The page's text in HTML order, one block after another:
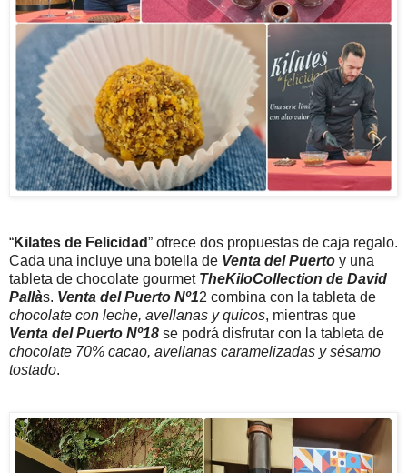
“Kilates de Felicidad” ofrece dos propuestas de caja regalo.
Cada una incluye una botella de Venta del Puerto y una
tableta de chocolate gourmet TheKiloCollection de David
Pallàs. Venta del Puerto Nº12 combina con la tableta de
chocolate con leche, avellanas y quicos, mientras que
Venta del Puerto Nº18 se podrá disfrutar con la tableta de
chocolate 70% cacao, avellanas caramelizadas y sésamo
tostado.